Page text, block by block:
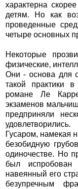
характерна
детям. Но как
проведенные
четыре основных
Некоторые
физические,
Они - основа для
такой практики
романе Ле
экзаменов
предприняли
Гусаром, намекая
безобидную
одиночестве. Но
был
навеянный его
безупречным